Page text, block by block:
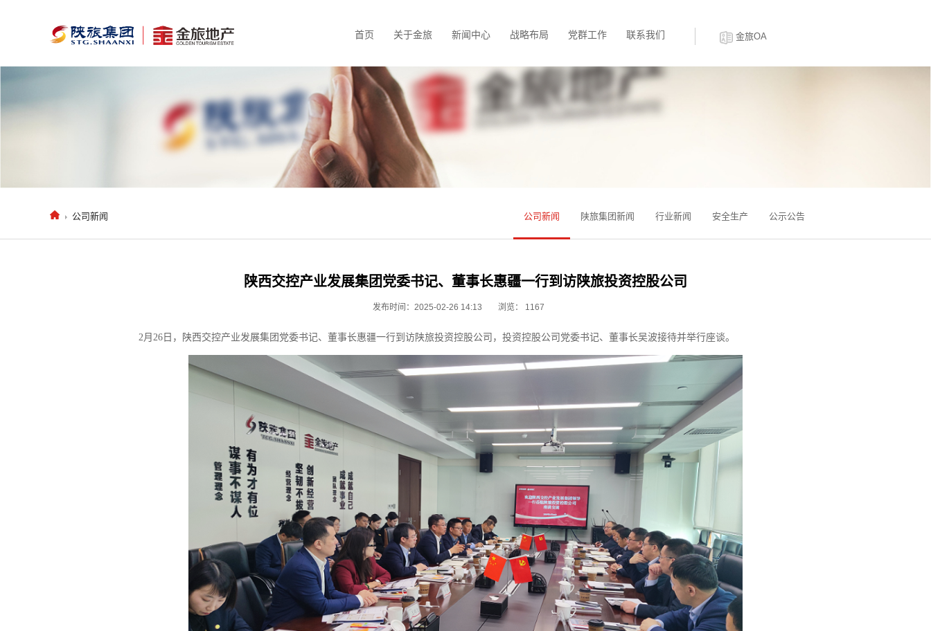
首页 关于金旅 新闻中心 战略布局 党群工作 联系我们 金旅OA
公司新闻 公司新闻 陕旅集团新闻 行业新闻 安全生产 公示公告
陕西交控产业发展集团党委书记、董事长惠疆一行到访陕旅投资控股公司
发布时间：2025-02-26 14:13 浏览： 1167
2月26日，陕西交控产业发展集团党委书记、董事长惠疆一行到访陕旅投资控股公司，投资控股公司党委书记、董事长吴波接待并举行座谈。